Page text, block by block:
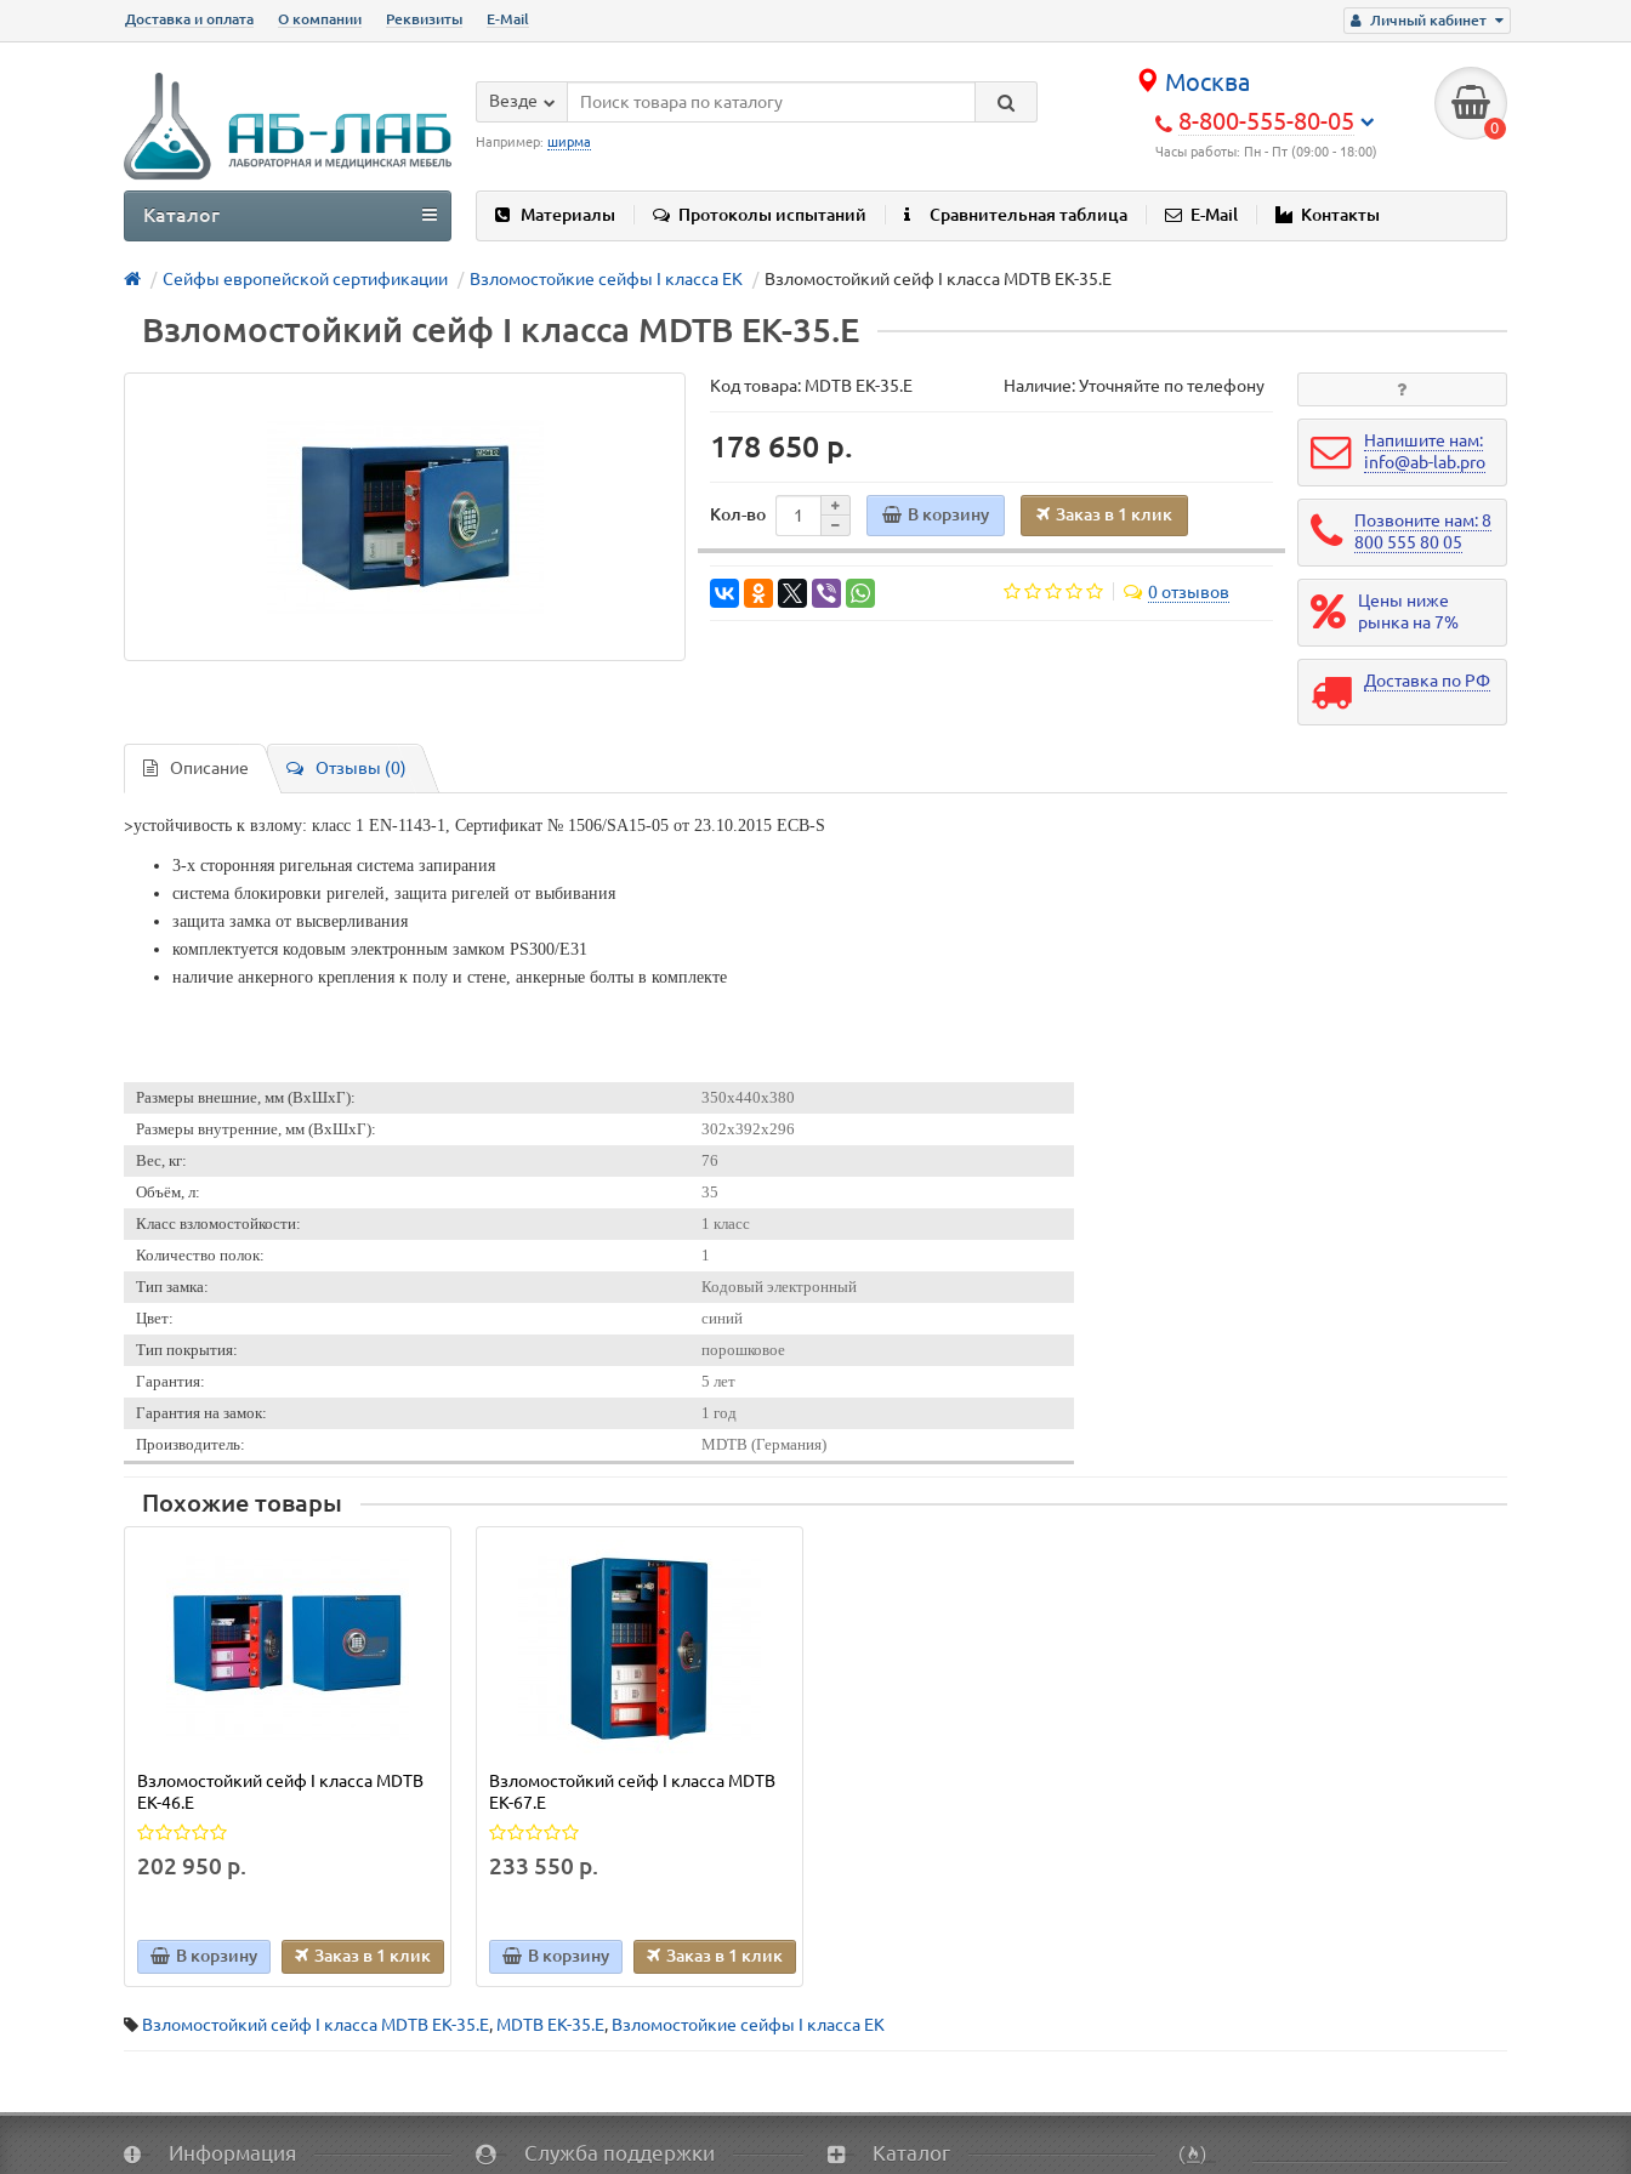
Личный кабинет
Доставка и оплата О компании Реквизиты E-Mail
Москва
8-800-555-80-05
Часы работы: Пн - Пт (09:00 - 18:00)
0
Везде
Например: ширма
Материалы Протоколы испытаний Сравнительная таблица E-Mail Контакты
Каталог
Сейфы европейской сертификации Взломостойкие сейфы I класса EK Взломостойкий сейф I класса MDTB EK-35.E
Взломостойкий сейф I класса MDTB EK-35.E
Код товара: MDTB EK-35.E Наличие: Уточняйте по телефону
178 650 р.
Кол-во В корзину Заказ в 1 клик
0 отзывов
Напишите нам:
info@ab-lab.pro
Позвоните нам: 8
800 555 80 05
Цены ниже
рынка на 7%
Доставка по РФ
Описание Отзывы (0)
>устойчивость к взлому: класс 1 EN-1143-1, Сертификат № 1506/SA15-05 от 23.10.2015 EСB-S
3-х сторонняя ригельная система запирания
система блокировки ригелей, защита ригелей от выбивания
защита замка от высверливания
комплектуется кодовым электронным замком PS300/E31
наличие анкерного крепления к полу и стене, анкерные болты в комплекте
Размеры внешние, мм (ВхШхГ):
350x440x380
Размеры внутренние, мм (ВхШхГ):
302x392x296
Вес, кг:
76
Объём, л:
35
Класс взломостойкости:
1 класс
Количество полок:
1
Тип замка:
Кодовый электронный
Цвет:
синий
Тип покрытия:
порошковое
Гарантия:
5 лет
Гарантия на замок:
1 год
Производитель:
MDTB (Германия)
Похожие товары
Взломостойкий сейф I класса MDTB
EK-46.E
202 950 р.
В корзину Заказ в 1 клик
Взломостойкий сейф I класса MDTB
EK-67.E
233 550 р.
В корзину Заказ в 1 клик
Взломостойкий сейф I класса MDTB EK-35.E, MDTB EK-35.E, Взломостойкие сейфы I класса EK
Информация Служба поддержки Каталог